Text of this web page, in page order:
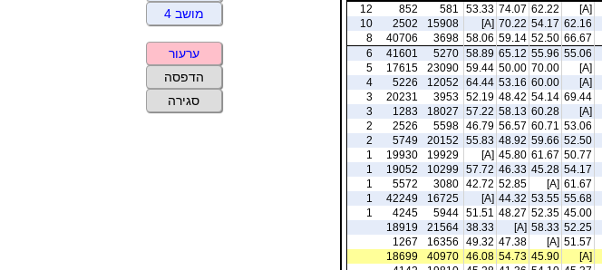
[A]
62.22
74.07
53.33
581
852
12
62.16
54.17
70.22
[A]
15908
2502
10
66.67
52.50
59.14
58.06
3698
40706
8
55.06
55.96
65.12
58.89
5270
41601
6
[A]
70.00
50.00
59.44
23090
17615
5
[A]
60.00
53.16
64.44
12052
5226
4
69.44
54.14
48.42
52.19
3953
20231
3
[A]
60.28
58.13
57.22
18027
1283
3
53.06
60.71
56.57
46.79
5598
2526
2
52.50
59.66
48.92
55.83
20152
5749
2
50.77
61.67
45.80
[A]
19929
19930
1
54.17
45.28
46.33
57.72
10299
19052
1
61.67
[A]
52.85
42.72
3080
5572
1
55.68
53.55
44.32
[A]
16725
42249
1
45.00
52.35
48.27
51.51
5944
4245
1
52.25
58.33
[A]
38.33
21564
18919
51.57
[A]
47.38
49.32
16356
1267
[A]
45.90
54.73
46.08
40970
18699
מושב 4
ערעור
הדפסה
סגירה